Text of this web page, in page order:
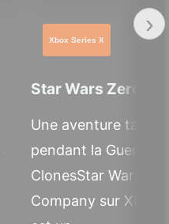
Xbox Series X
Star Wars Zero
Une aventure
pendant la Guerre
ClonesStar Wars
Company sur Xbox
›